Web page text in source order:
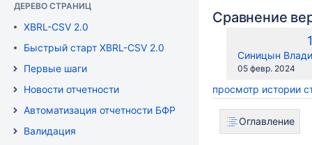
ДЕРЕВО СТРАНИЦ
XBRL-CSV 2.0
Быстрый старт XBRL-CSV 2.0
Первые шаги
Новости отчетности
Автоматизация отчетности БФР
Валидация
Сравнение
1
Синицын
Сохранено
05 февр. 2024
просмотр истории
Оглавление